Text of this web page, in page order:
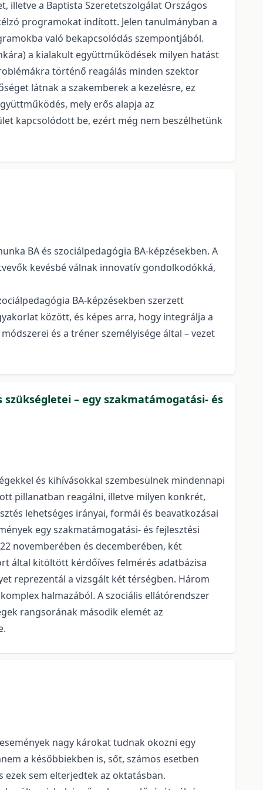
illetve a Baptista Szeretetszolgálat Országos
programokat indított. Jelen tanulmányban a
való bekapcsolódás szempontjából.
a kialakult együttműködések milyen hatást
történő reagálás minden szektor
látnak a szakemberek a kezelésre, ez
mely erős alapja az
kapcsolódott be, ezért még nem beszélhetünk
BA és szociálpedagógia BA-képzésekben. A
kevésbé válnak innovatív gondolkodókká,
BA-képzésekben szerzett
között, és képes arra, hogy integrálja a
és a tréner személyisége által – vezet
– egy szakmatámogatási- és
és kihívásokkal szembesülnek mindennapi
pillanatban reagálni, illetve milyen konkrét,
lehetséges irányai, formái és beavatkozásai
egy szakmatámogatási- és fejlesztési
novemberében és decemberében, két
által kitöltött kérdőíves felmérés adatbázisa
reprezentál a vizsgált két térségben. Három
halmazából. A szociális ellátórendszer
rangsorának második elemét az
nagy károkat tudnak okozni egy
a későbbiekben is, sőt, számos esetben
sem elterjedtek az oktatásban.